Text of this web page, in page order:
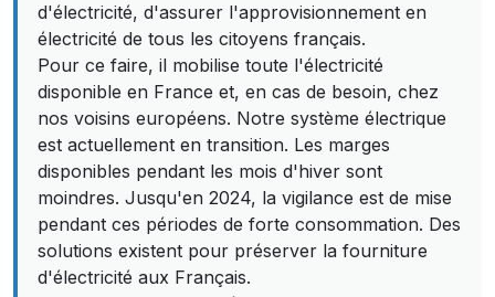
d'électricité, d'assurer l'approvisionnement en
électricité de tous les citoyens français.
Pour ce faire, il mobilise toute l'électricité
disponible en France et, en cas de besoin, chez
nos voisins européens. Notre système électrique
est actuellement en transition. Les marges
disponibles pendant les mois d'hiver sont
moindres. Jusqu'en 2024, la vigilance est de mise
pendant ces périodes de forte consommation. Des
solutions existent pour préserver la fourniture
d'électricité aux Français.